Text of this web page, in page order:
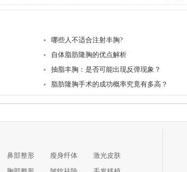
哪些人不适合注射丰胸?
自体脂肪隆胸的优点解析
抽脂丰胸：是否可能出现反弹现象？
脂肪隆胸手术的成功概率究竟有多高？
鼻部整形 瘦身纤体 激光皮肤